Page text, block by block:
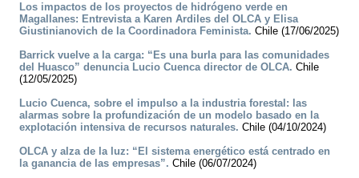
Los impactos de los proyectos de hidrógeno verde en
Magallanes: Entrevista a Karen Ardiles del OLCA y Elisa
Giustinianovich de la Coordinadora Feminista. Chile (17/06/2025)
Barrick vuelve a la carga: “Es una burla para las comunidades
del Huasco” denuncia Lucio Cuenca director de OLCA. Chile
(12/05/2025)
Lucio Cuenca, sobre el impulso a la industria forestal: las
alarmas sobre la profundización de un modelo basado en la
explotación intensiva de recursos naturales. Chile (04/10/2024)
OLCA y alza de la luz: “El sistema energético está centrado en
la ganancia de las empresas”. Chile (06/07/2024)